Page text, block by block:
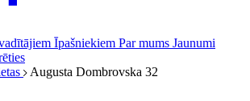
Īpašniekiem Par mums Jaunumi
Augusta Dombrovska 32